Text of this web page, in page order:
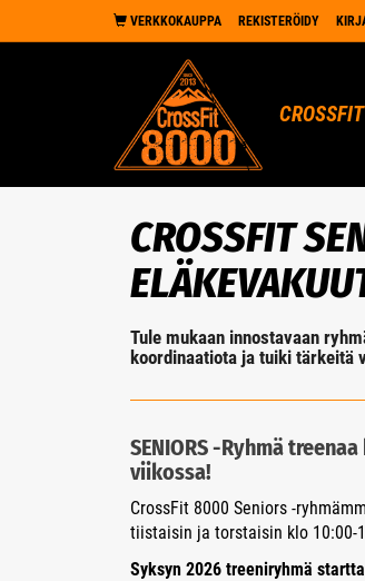
VERKKOKAUPPA REKISTERÖIDY
CROSSFIT
CROSSFIT
Tule mukaan innostavaan
koordinaatiota ja tuiki tärkeitä
SENIORS -Ryhmä
viikossa!
CrossFit 8000 Seniors -
tiistaisin ja torstaisin klo 10:00-
Syksyn 2026 treeniryhmä